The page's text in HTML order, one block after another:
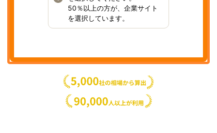
50％以上の方が、企業サイト
を選択しています。